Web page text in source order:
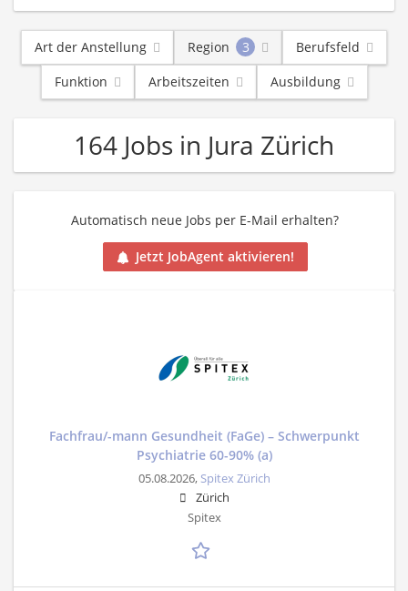
Art der Anstellung Region 3
Berufsfeld
Funktion
Arbeitszeiten Ausbildung
164 Jobs in Jura Zürich
Automatisch neue Jobs per E-Mail erhalten?
Jetzt JobAgent aktivieren!
Fachfrau/-mann Gesundheit (FaGe) – Schwerpunkt
Psychiatrie 60-90% (a)
05.08.2026, Spitex Zürich
Zürich
Spitex